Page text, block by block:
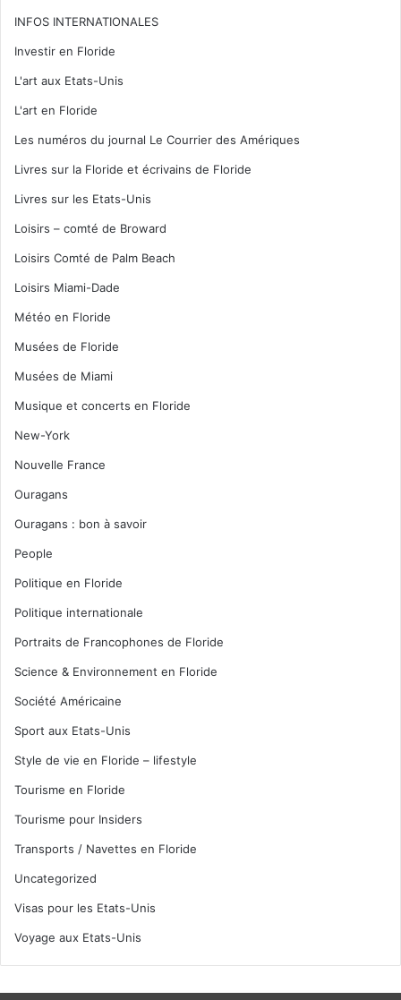
INFOS INTERNATIONALES
Investir en Floride
L'art aux Etats-Unis
L'art en Floride
Les numéros du journal Le Courrier des Amériques
Livres sur la Floride et écrivains de Floride
Livres sur les Etats-Unis
Loisirs – comté de Broward
Loisirs Comté de Palm Beach
Loisirs Miami-Dade
Météo en Floride
Musées de Floride
Musées de Miami
Musique et concerts en Floride
New-York
Nouvelle France
Ouragans
Ouragans : bon à savoir
People
Politique en Floride
Politique internationale
Portraits de Francophones de Floride
Science & Environnement en Floride
Société Américaine
Sport aux Etats-Unis
Style de vie en Floride – lifestyle
Tourisme en Floride
Tourisme pour Insiders
Transports / Navettes en Floride
Uncategorized
Visas pour les Etats-Unis
Voyage aux Etats-Unis